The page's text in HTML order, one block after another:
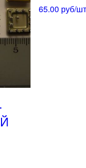
65.00 руб/шт